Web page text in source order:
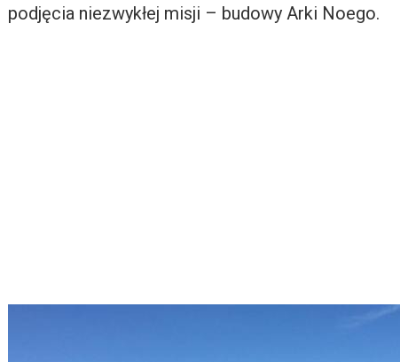
podjęcia niezwykłej misji – budowy Arki Noego.